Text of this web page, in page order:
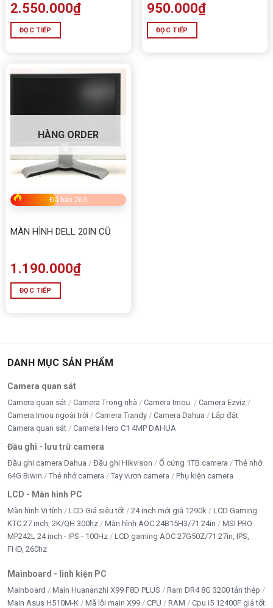
2.550.000₫
ĐỌC TIẾP
950.000₫
ĐỌC TIẾP
HÀNG ORDER
Đã bán 263
MÀN HÌNH DELL 20IN CŨ
1.190.000₫
ĐỌC TIẾP
DANH MỤC SẢN PHẨM
Camera quan sát
Camera quan sát Camera Trong nhà Camera Imou
Camera Ezviz
Camera Imou ngoài trời
Camera Tiandy Camera Dahua
Lắp đặt
Camera quan sát
Camera Hero C1 4MP DAHUA
Đầu ghi - lưu trữ camera
Đầu ghi camera Dahua Đầu ghi Hikvison Ổ cứng 1TB camera
Thẻ nhớ
64G Biwin
Thẻ nhớ camera Tay vươn camera Phụ kiện camera
LCD - Màn hình PC
Màn hình Vi tính LCD Giá siêu tốt 24 inch mới giá 1290k
LCD Gaming
KTC 27 inch, 2K/QH 300hz
Màn hình AOC 24B15H3/71 24in
MSI PRO
MP242L 24 inch - IPS - 100Hz
LCD gaming AOC 27G50Z/71 27in, IPS,
FHD, 260hz
Mainboard - linh kiện PC
Mainboard Main Huananzhi X99 F8D PLUS
Ram DR4 8G 3200 tản thép
Main Asus H510M-K
Mã lỗi main X99 CPU RAM Cpu i5 12400F giá tốt